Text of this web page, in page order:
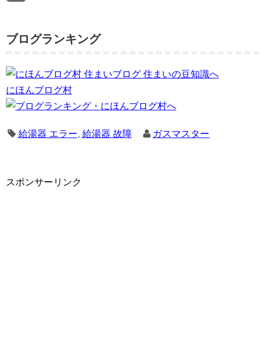
ブログランキング
にほんブログ村
給湯器 エラー, 給湯器 故障 ガスマスター
スポンサーリンク